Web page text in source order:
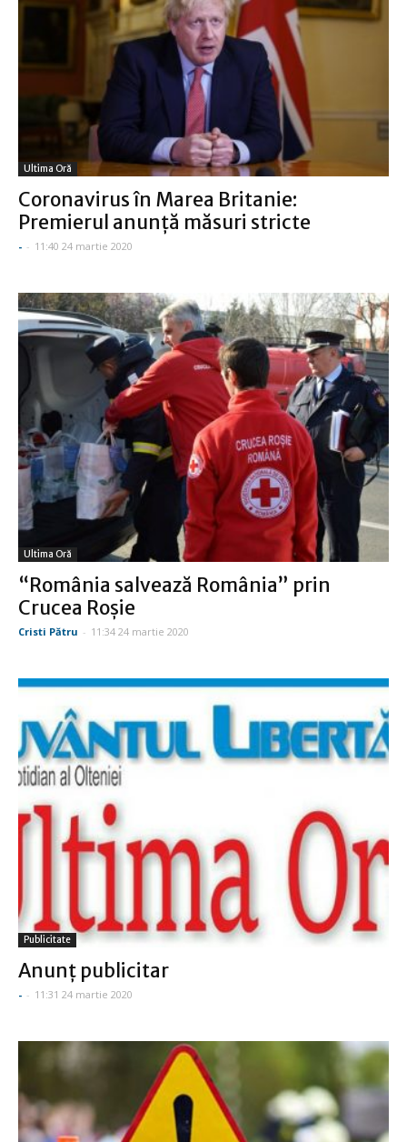
Ultima Oră
Coronavirus în Marea Britanie:
Premierul anunță măsuri stricte
- - 11:40 24 martie 2020
Ultima Oră
“România salvează România” prin
Crucea Roşie
Cristi Pătru - 11:34 24 martie 2020
Publicitate
Anunţ publicitar
- - 11:31 24 martie 2020